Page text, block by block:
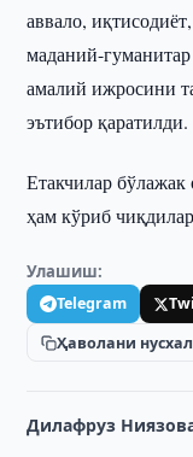
аввало,
маданий-
амалий ижросини
эътибор қаратилди.
Етакчилар
ҳам кўриб
Улашиш:
Telegram
Ҳаволани
Дилафруз